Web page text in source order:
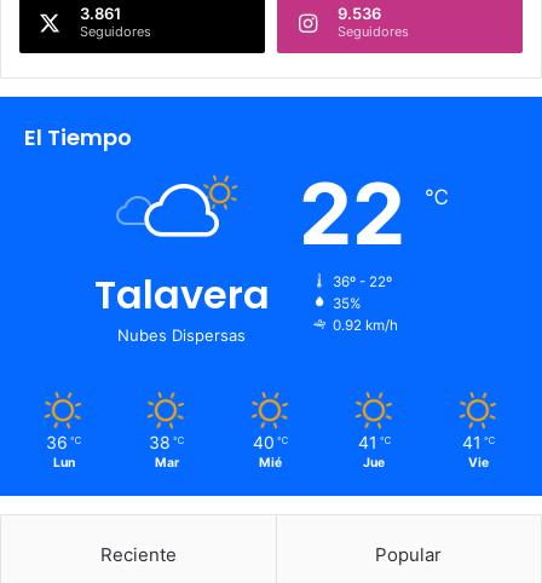
3.861
Seguidores
9.536
Seguidores
El Tiempo
Talavera
Nubes Dispersas
22 ℃
36º - 22º
35%
0.92 km/h
36 ℃
Lun
38 ℃
Mar
40 ℃
Mié
41 ℃
Jue
41 ℃
Vie
Reciente Popular